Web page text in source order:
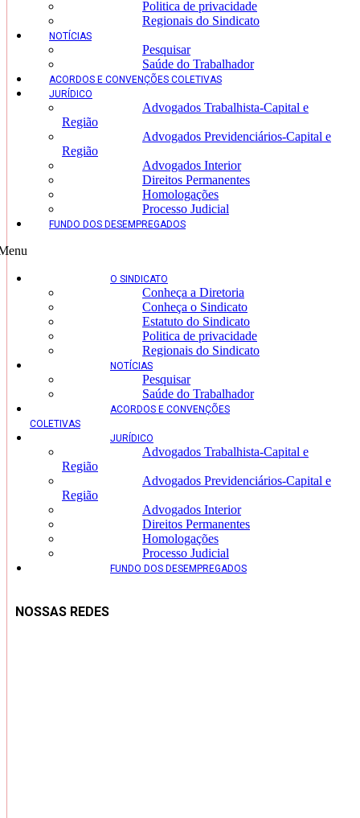
Politica de privacidade
Regionais do Sindicato
NOTÍCIAS
Pesquisar
Saúde do Trabalhador
ACORDOS E CONVENÇÕES COLETIVAS
JURÍDICO
Advogados Trabalhista-Capital e
Região
Advogados Previdenciários-Capital e
Região
Advogados Interior
Direitos Permanentes
Homologações
Processo Judicial
FUNDO DOS DESEMPREGADOS
O SINDICATO
Conheça a Diretoria
Conheça o Sindicato
Estatuto do Sindicato
Politica de privacidade
Regionais do Sindicato
NOTÍCIAS
Pesquisar
Saúde do Trabalhador
ACORDOS E CONVENÇÕES
COLETIVAS
JURÍDICO
Advogados Trabalhista-Capital e
Região
Advogados Previdenciários-Capital e
Região
Advogados Interior
Direitos Permanentes
Homologações
Processo Judicial
FUNDO DOS DESEMPREGADOS
NOSSAS REDES